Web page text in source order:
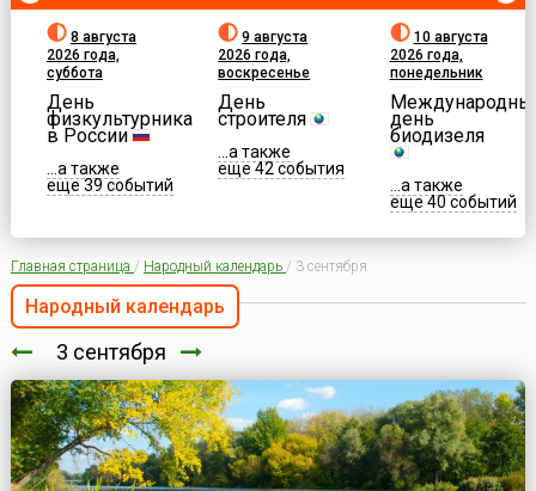
8 августа
2026 года,
суббота
День
физкультурника
в России
...а также
еще 39 событий
9 августа
2026 года,
воскресенье
День
строителя
...а также
еще 42 события
10 августа
2026 года,
понедельник
день
биодизеля
...а также
еще 40 событий
Главная страница / Народный календарь / 3 сентября
Народный календарь
3 сентября